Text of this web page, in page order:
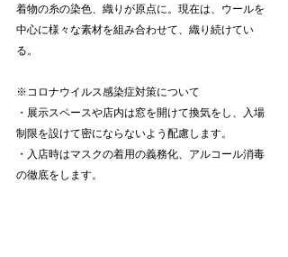
着物の糸の染色、織りが原点に。現在は、ウールを
中心に様々な素材を組み合わせて、織り続けてい
る。
※コロナウイルス感染症対策について
・展示スペースや店内は窓を開けて換気をし、入場
制限を設けて密にならないよう配慮します。
・入店時はマスクの着用の義務化、アルコール消毒
の徹底をします。